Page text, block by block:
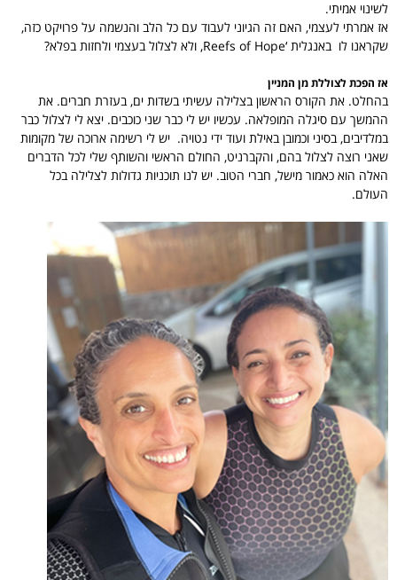
לשינוי אמיתי.
אז אמרתי לעצמי, האם זה הגיוני לעבוד עם כל הלב והנשמה על פרויקט כזה,
שקראנו לו באנגלית ‘Reefs of Hope, ולא לצלול בעצמי ולחזות בפלא?
אז הפכת לצוללת מן המניין
בהחלט. את הקורס הראשון בצלילה עשיתי בשדות ים, בעזרת חברים. את
ההמשך עם סיגלה המופלאה. עכשיו יש לי כבר שני כוכבים. יצא לי לצלול כבר
במלדיבים, בסיני וכמובן באילת ועוד ידי נטויה. יש לי רשימה ארוכה של מקומות
שאני רוצה לצלול בהם, והקברניט, החולם הראשי והשותף שלי לכל הדברים
האלה הוא כאמור מישל, חברי הטוב. יש לנו תוכניות גדולות לצלילה בכל
העולם.